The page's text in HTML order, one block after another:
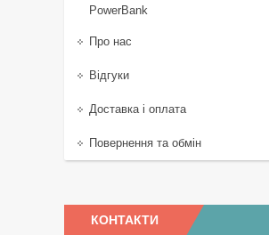
PowerBank
Про нас
Відгуки
Доставка і оплата
Повернення та обмін
КОНТАКТИ